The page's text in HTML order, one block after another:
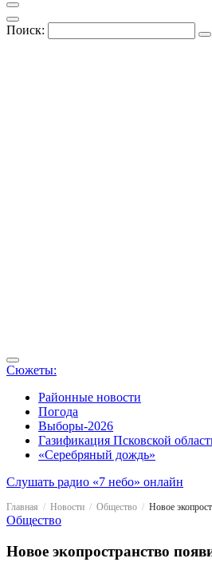
Поиск:
Сюжеты:
Районные новости
Погода
Выборы-2026
Газификация Псковской
«Серебряный дождь»
Слушать радио «7 небо» онлайн
Главная Новости Общество Новое
Общество
Новое экопространство